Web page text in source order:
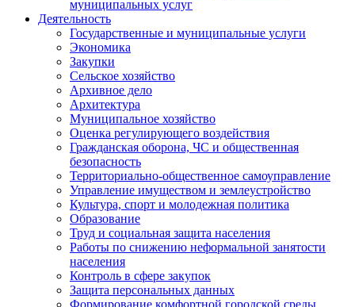
муниципальных услуг
Деятельность
Государственные и муниципальные услуги
Экономика
Закупки
Сельское хозяйство
Архивное дело
Архитектура
Муниципальное хозяйство
Оценка регулирующего воздействия
Гражданская оборона, ЧС и общественная
безопасность
Территориально-общественное самоуправление
Управление имуществом и землеустройство
Культура, спорт и молодежная политика
Образование
Труд и социальная защита населения
Работы по снижению неформальной занятости
населения
Контроль в сфере закупок
Защита персональных данных